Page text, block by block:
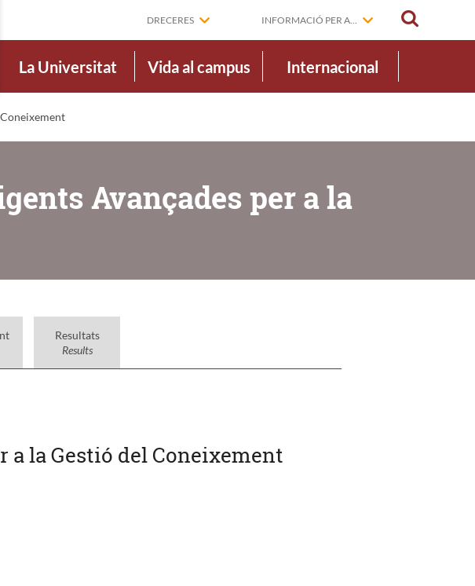
DRECERES INFORMACIÓ PER A...
La Universitat Vida al campus Internacional
Avançades per a la
Resultats
Results
a la Gestió del Coneixement